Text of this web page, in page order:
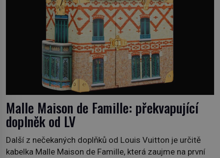
Malle Maison de Famille: překvapující
doplněk od LV
Další z nečekaných doplňků od Louis Vuitton je určitě
kabelka Malle Maison de Famille, která zaujme na první